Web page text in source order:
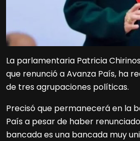
La parlamentaria Patricia
que renunció a Avanza País, ha
de tres agrupaciones políticas.
Precisó que permanecerá en la
País a pesar de haber
bancada es una bancada muy